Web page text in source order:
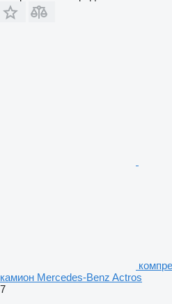
камион Mercedes-Benz Actros
7